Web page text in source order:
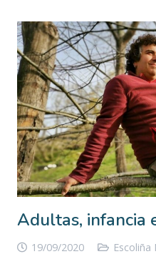
Adultas, infancia
19/09/2020
Escoliña